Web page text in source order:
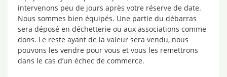
intervenons peu de jours après votre réserve de date.
Nous sommes bien équipés. Une partie du débarras
sera déposé en déchetterie ou aux associations comme
dons. Le reste ayant de la valeur sera vendu, nous
pouvons les vendre pour vous et vous les remettrons
dans le cas d’un échec de commerce.